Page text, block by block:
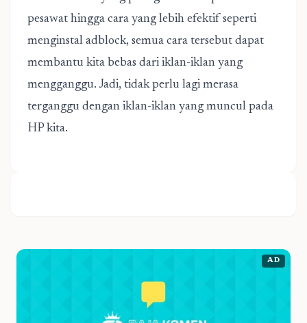
pesawat hingga cara yang lebih efektif seperti
menginstal adblock, semua cara tersebut dapat
membantu kita bebas dari iklan-iklan yang
mengganggu. Jadi, tidak perlu lagi merasa
terganggu dengan iklan-iklan yang muncul pada
HP kita.
AD